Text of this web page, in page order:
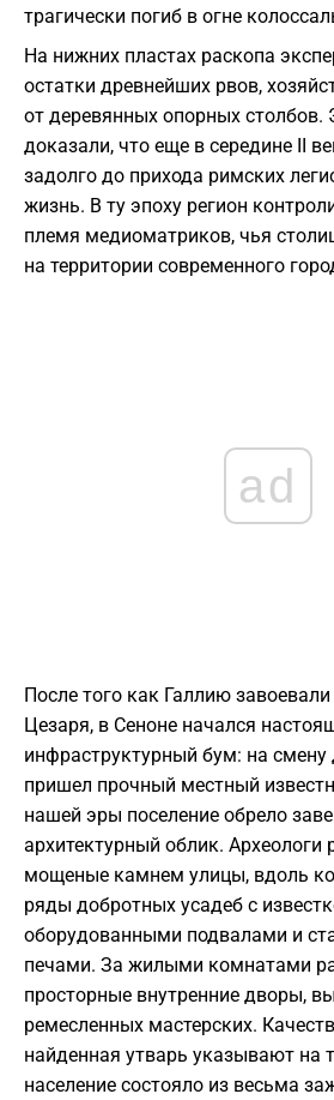
трагически погиб в огне
На нижних пластах раскопа
остатки древнейших рвов,
от деревянных опорных столбов.
доказали, что еще в середине II
задолго до прихода римских
жизнь. В ту эпоху регион
племя медиоматриков, чья
на территории современного
ad
После того как Галлию
Цезаря, в Сеноне начался
инфраструктурный бум: на смену
пришел прочный местный
нашей эры поселение обрело
архитектурный облик. Археологи
мощеные камнем улицы, вдоль
ряды добротных усадеб с
оборудованными подвалами и
печами. За жилыми комнатами
просторные внутренние дворы,
ремесленных мастерских.
найденная утварь указывают на
население состояло из весьма